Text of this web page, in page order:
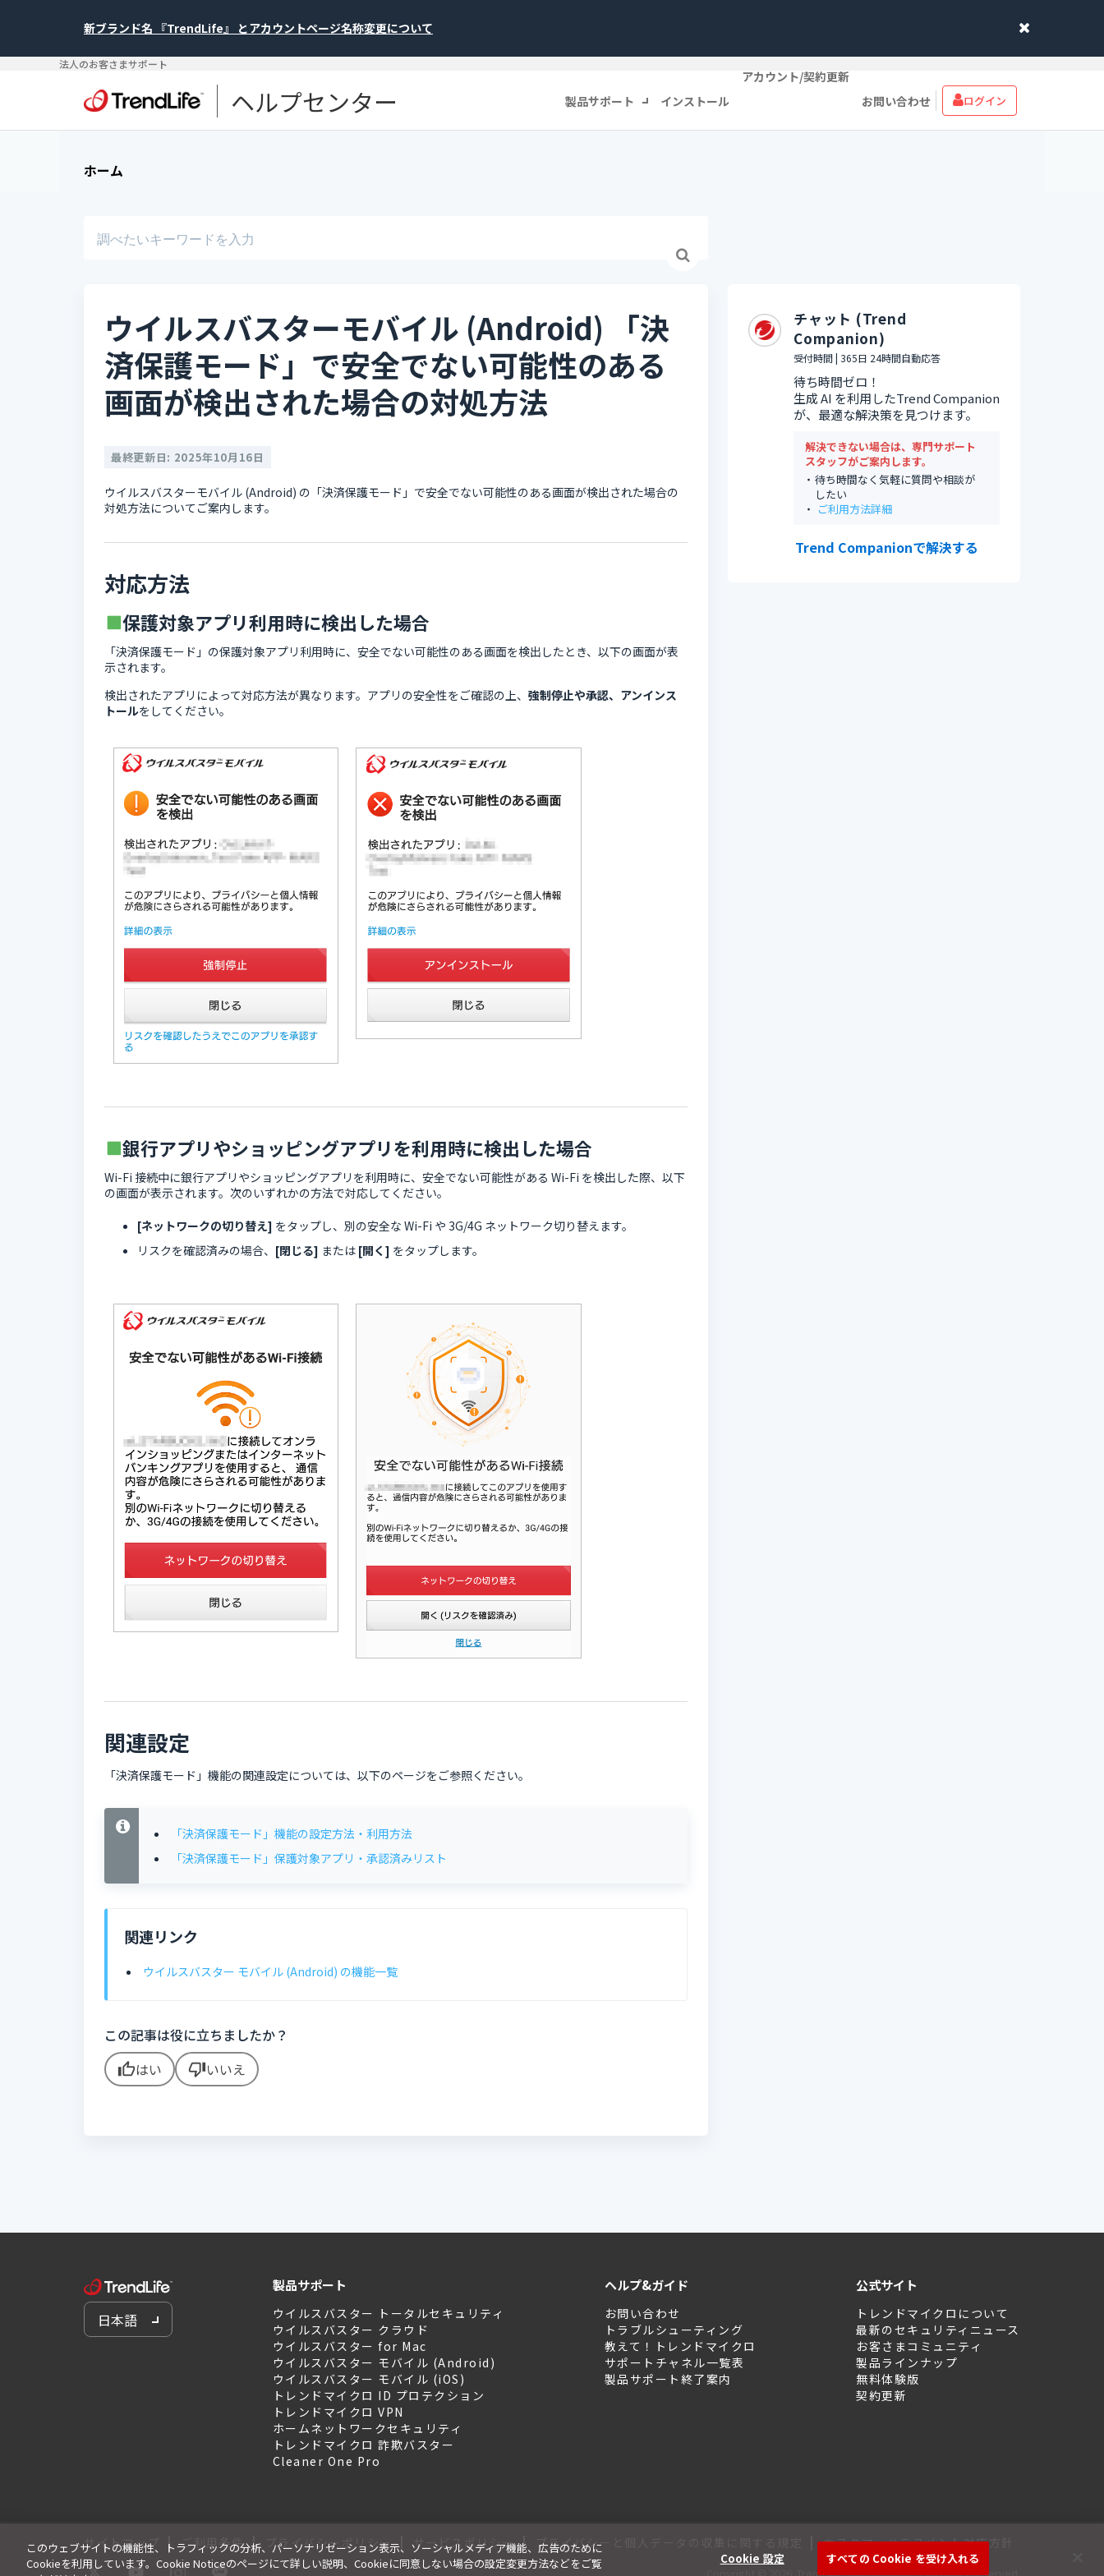
新ブランド名 『TrendLife』 とアカウントページ名称変更について
法人のお客さまサポート
ヘルプセンター 製品サポート インストール
アカウント/契約更新
お問い合わせ
ログイン
ホーム
ウイルスバスターモバイル (Android) 「決
済保護モード」で安全でない可能性のある
画面が検出された場合の対処方法
最終更新日: 2025年10月16日
ウイルスバスターモバイル (Android) の「決済保護モード」で安全でない可能性のある画面が検出された場合の
対処方法についてご案内します。
対応方法
保護対象アプリ利用時に検出した場合
「決済保護モード」の保護対象アプリ利用時に、安全でない可能性のある画面を検出したとき、以下の画面が表
示されます。
検出されたアプリによって対応方法が異なります。アプリの安全性をご確認の上、 強制停止や承認、アンインス
トールをしてください。
銀行アプリやショッピングアプリを利用時に検出した場合
Wi-Fi 接続中に銀行アプリやショッピングアプリを利用時に、安全でない可能性がある Wi-Fi を検出した際、以下
の画面が表示されます。次のいずれかの方法で対応してください。
[ネットワークの切り替え] をタップし、別の安全な Wi-Fi や 3G/4G ネットワーク切り替えます。
リスクを確認済みの場合、 [閉じる] または [開く] をタップします。
関連設定
「決済保護モード」機能の関連設定については、以下のページをご参照ください。
「決済保護モード」機能の設定方法・利用方法
「決済保護モード」保護対象アプリ・承認済みリスト
関連リンク
ウイルスバスター モバイル (Android) の機能一覧
この記事は役に立ちましたか？
thumb_upはい thumb_downいいえ
チャット (Trend
Companion)
受付時間 | 365日 24時間自動応答
待ち時間ゼロ！
生成 AI を利用したTrend Companion
が、最適な解決策を見つけます。
解決できない場合は、専門サポート
スタッフがご案内します。
待ち時間なく気軽に質問や相談が
したい
ご利用方法詳細
Trend Companionで解決する
日本語
製品サポート
ウイルスバスター トータルセキュリティ
ウイルスバスター クラウド
ウイルスバスター for Mac
ウイルスバスター モバイル (Android)
ウイルスバスター モバイル (iOS)
トレンドマイクロ ID プロテクション
トレンドマイクロ VPN
ホームネットワークセキュリティ
トレンドマイクロ 詐欺バスター
Cleaner One Pro
ヘルプ&ガイド
お問い合わせ
トラブルシューティング
教えて！トレンドマイクロ
サポートチャネル一覧表
製品サポート終了案内
公式サイト
トレンドマイクロについて
最新のセキュリティニュース
お客さまコミュニティ
製品ラインナップ
無料体験版
契約更新
サイトマップ | ご利用条件 | プライバシーポリシー | サービスポリシー | プライバシーと個人データの収集に関する規定 カスタマーハラスメント対応方針
このウェブサイトの機能性、トラフィックの分析、パーソナリゼーション表示、ソーシャルメディア機能、広告のために
Cookieを利用しています。Cookie Noticeのページにて詳しい説明、Cookieに同意しない場合の設定変更方法などをご覧
Cookie 設定 すべての Cookie を受け入れる